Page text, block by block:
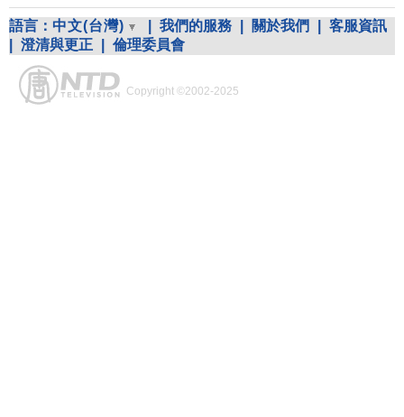
語言： 中文(台灣) 我們的服務 關於我們
客服資訊
澄清與更正 倫理委員會
Copyright ©2002-2025